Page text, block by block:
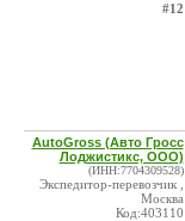
#12
AutoGross (Авто Гросс
Лоджистикс, ООО)
(ИНН:7704309528)
Экспедитор-перевозчик ,
Москва
Код:403110